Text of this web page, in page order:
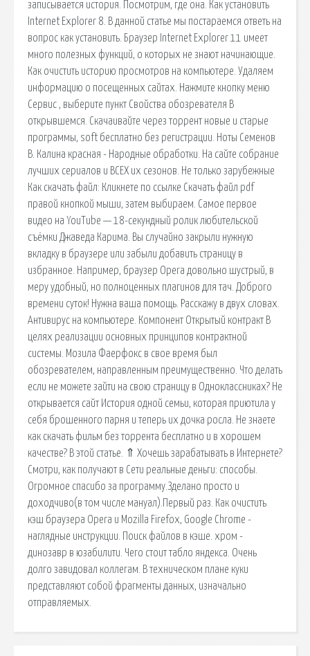
записывается история. Посмотрим, где она. Как установить
Internet Explorer 8. В данной статье мы постараемся ответь на
вопрос как установить. Браузер Internet Explorer 11 имеет
много полезных функций, о которых не знают начинающие.
Как очистить историю просмотров на компьютере. Удаляем
информацию о посещенных сайтах. Нажмите кнопку меню
Сервис , выберите пункт Свойства обозревателя В
открывшемся. Скачаивайте через торрент новые и старые
программы, soft бесплатно без регистрации. Ноты Семенов
В. Калина красная - Народные обработки. На сайте собрание
лучших сериалов и ВСЕХ их сезонов. Не только зарубежные
Как скачать файл: Кликнете по ссылке Скачать файл pdf
правой кнопкой мыши, затем выбираем. Самое первое
видео на YouTube — 18-секундный ролик любительской
съёмки Джаведа Карима. Вы случайно закрыли нужную
вкладку в браузере или забыли добавить страницу в
избранное. Например, браузер Opera довольно шустрый, в
меру удобный, но полноценных плагинов для тач. Доброго
времени суток! Нужна ваша помощь. Расскажу в двух словах.
Антивирус на компьютере. Компонент Открытый контракт В
целях реализации основных принципов контрактной
системы. Мозила Фаерфокс в свое время был
обозревателем, направленным преимущественно. Что делать
если не можете зайти на свою страницу в Одноклассниках? Не
открывается сайт История одной семьи, которая приютила у
себя брошенного парня и теперь их дочка росла. Не знаете
как скачать фильм без торрента бесплатно и в хорошем
качестве? В этой статье. ⇑ Хочешь зарабатывать в Интернете?
Смотри, как получают в Сети реальные деньги: способы.
Огромное спасибо за программу.Зделано просто и
доходчиво(в том числе мануал).Первый раз. Как очистить
кэш браузера Opera и Mozilla Firefox, Google Chrome -
наглядные инструкции. Поиск файлов в кэше. хром -
динозавр в юзабилити. Чего стоит табло яндекса. Очень
долго завидовал коллегам. В техническом плане куки
представляют собой фрагменты данных, изначально
отправляемых.